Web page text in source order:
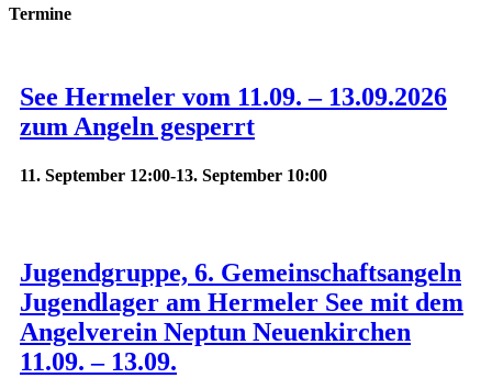
Termine
See Hermeler vom 11.09. – 13.09.2026
zum Angeln gesperrt
11. September 12:00-13. September 10:00
Jugendgruppe, 6. Gemeinschaftsangeln
Jugendlager am Hermeler See mit dem
Angelverein Neptun Neuenkirchen
11.09. – 13.09.